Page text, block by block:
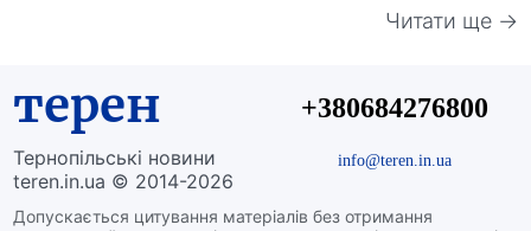
Читати ще →
терен
Тернопільські новини
teren.in.ua © 2014-2026
Допускається цитування матеріалів без отримання
+380684276800
info@teren.in.ua